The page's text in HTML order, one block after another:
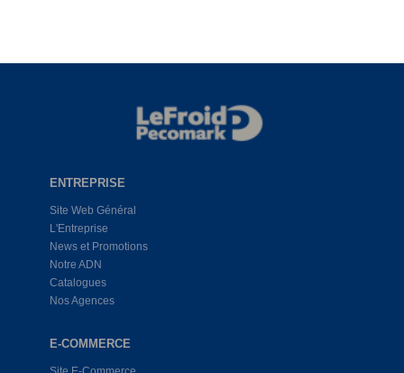
ENTREPRISE
Site Web Général
L'Entreprise
News et Promotions
Notre ADN
Catalogues
Nos Agences
E-COMMERCE